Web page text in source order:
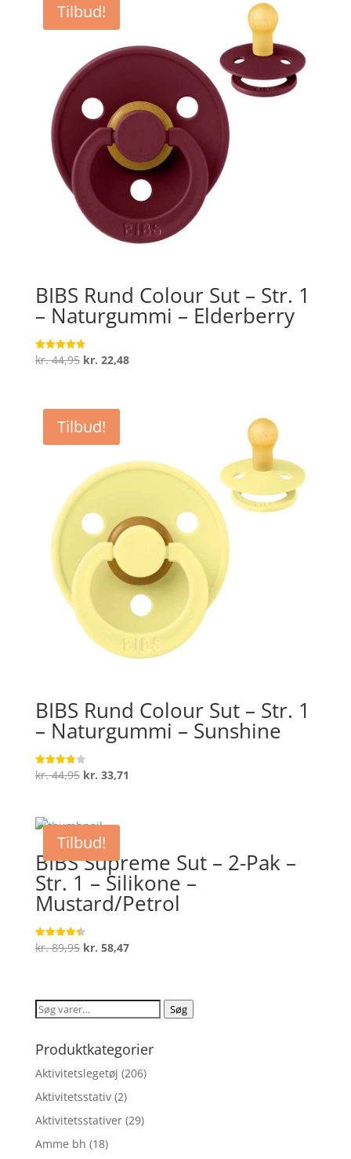
Tilbud!
BIBS Rund Colour Sut – Str. 1
– Naturgummi – Elderberry
Vurderet
4.7
kr.44,95 Den
var:
kr. 44,95.
kr. 22,48Den
Tilbud!
BIBS Rund Colour Sut – Str. 1
– Naturgummi – Sunshine
Vurderet
3.9
kr.44,95 Den
var:
kr. 44,95.
kr. 33,71
Tilbud!
BIBS Supreme Sut – 2-Pak –
Str. 1 – Silikone –
Mustard/Petrol
Vurderet
4.4
kr.89,95 Den
var:
kr. 89,95.
kr. 58,47Den
er:
kr. 58,47.
Søg
Søg
Produktkategorier
Aktivitetslegetøj (206)
Aktivitetsstativ (2)
Aktivitetsstativer (29)
Amme bh (18)